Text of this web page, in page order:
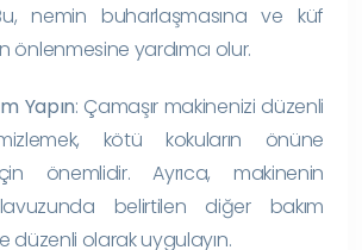
nemin buharlaşmasına ve küf
önlenmesine yardımcı olur.
Yapın: Çamaşır makinenizi düzenli
kötü kokuların önüne
önemlidir. Ayrıca, makinenin
belirtilen diğer bakım
düzenli olarak uygulayın.